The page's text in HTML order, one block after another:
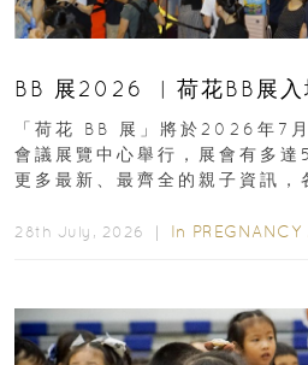
BB 展2026 ︳荷花BB展入
「荷花 BB 展」將於2026年7
會議展覽中心舉行，展會有多
更多最新、最齊全的親子資訊，
28th July, 2026 ｜ In PREGNANCY